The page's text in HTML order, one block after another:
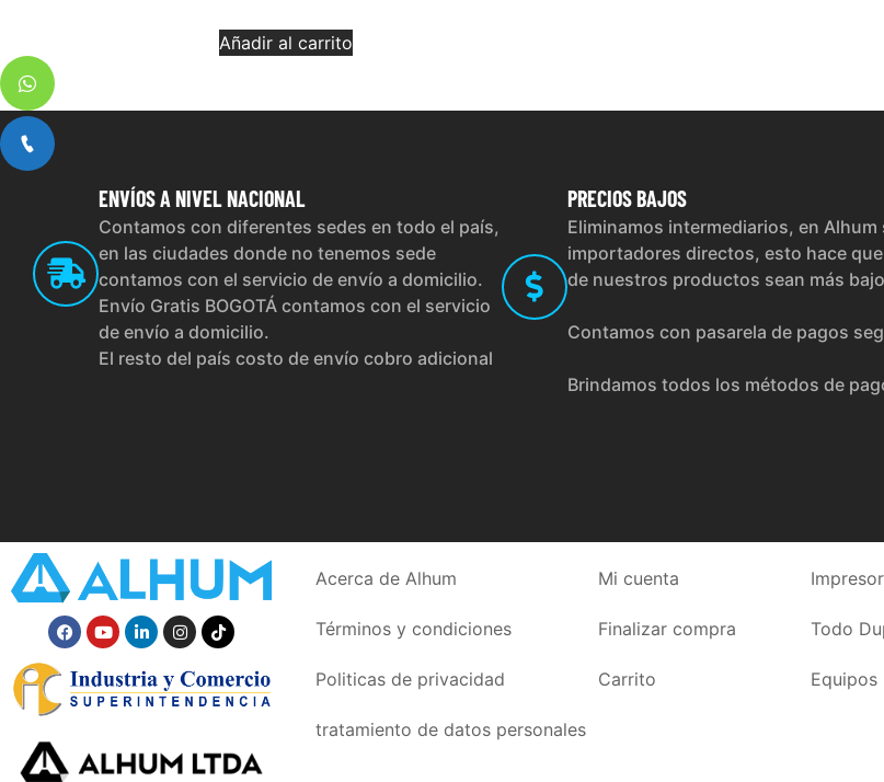
Añadir al carrito
ENVÍOSA NIVEL NACIONAL
Contamos con diferentes sedes en todo el país,
en las ciudades donde no tenemos sede
contamos con el servicio de envío a domicilio.
Envío Gratis BOGOTÁ contamos con el servicio
de envío a domicilio.
El resto del país costo de envío cobro adicional
PRECIOSBAJOS
Eliminamos intermediarios, en Alhum
importadores directos, esto hace
de nuestros productos sean más
Contamos con pasarela de pagos
Brindamos todos los métodos de
Acerca de Alhum
Términos y condiciones
Politicas de privacidad
tratamiento de datos personales
Mi cuenta
Finalizar compra
Carrito
Todo
Equipos